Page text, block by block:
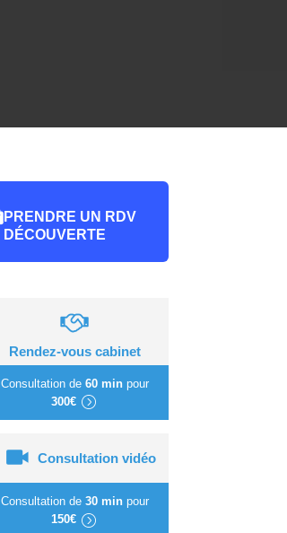
PRENDRE UN RDV
DÉCOUVERTE
Rendez-vous cabinet
Consultation de 60 minpour
300€
Consultation vidéo
Consultation de 30 minpour
150€